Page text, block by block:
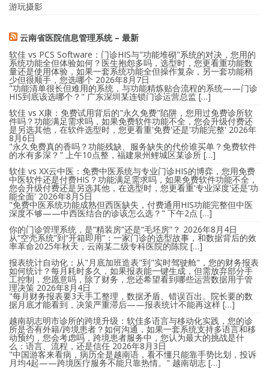
游玩摄影
云南省医院信息管理系统 – 最新
软佳 vs PCS Software：门诊HIS与"功能堆砌"系统的对决，您用的
系统功能全但体验如何？医生抱怨多吗，选型时，您更看重功能数
量还是使用体验，如果一套系统功能全但操作复杂，另一套功能稍
少但很顺手，您选哪个 2026年8月7日
"功能清单很长但难用的系统，与功能精炼贴合流程的系统——门诊
HIS到底该选哪个？" 广东深圳某连锁门诊运营总监 […]
软佳 vs X康：免费试用背后的"永久免费"陷阱，您用过免费诊所软
件吗？功能满足需求吗，如果免费软件功能不全，您会升级付费还
是另选其他，在软件选型时，您更看重'免费'还是'功能完整' 2026年
8月6日
"永久免费真的香吗？功能残缺、服务缺失的代价谁买单？免费软件
的水有多深？" 上午10点整，福建泉州鲤城区某诊所 […]
软佳 vs XX云中医：免费中医系统与专业门诊HIS的博弈，您用免费
中医软件还是付费HIS？功能满足需求吗，如果免费软件功能不全，
您会升级付费还是另选其他，在选型时，您更看重'专业深度'还是'功
能全面' 2026年8月5日
"免费中医系统功能成熟但西医缺失，付费通用HIS功能完整但中医
深度不够——中西医结合的诊该怎么选？" 下午2点 […]
你的门诊管理系统，是“精装房”还是“毛坯房”？ 2026年8月4日
从“空壳系统”到“开箱即用”：一家门诊的选型故事，和数据背后的效
率革命2025年秋天，云南某二级专科医院的陈院 […]
报表统计自动化：从"月底加班造表"到"实时驾驶舱"，您的财务报表
如何统计？每月耗时多久，如果报表能一键生成，但需放弃部分手
工控制，您愿意吗，除了财务，您还希望看到哪些运营数据用于管
理决策 2026年8月4日
"每月财务报表要3天手工整理，数据矛盾、错误百出。院长要的数
据月底才能看到，决策严重滞后——报表统计不能再这样 […]
越南胡志明市诊所的跨境升级：软佳多语言与移动化实践，您的诊
所是否有外籍/跨境患者？如何沟通，如果一套系统支持多语言和移
动预约，您会考虑吗，跨境患者服务中，您认为最大的挑战是什
么：语言、流程，还是信任 2026年8月3日
"中国游客来看病，病历全是越南语，看不懂只能靠手势比划，投诉
月均4起——跨境医疗服务不能只靠热情。" 越南胡志 […]